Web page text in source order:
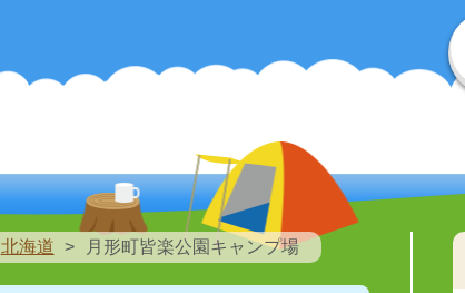
北海道 月形町皆楽公園キャンプ場